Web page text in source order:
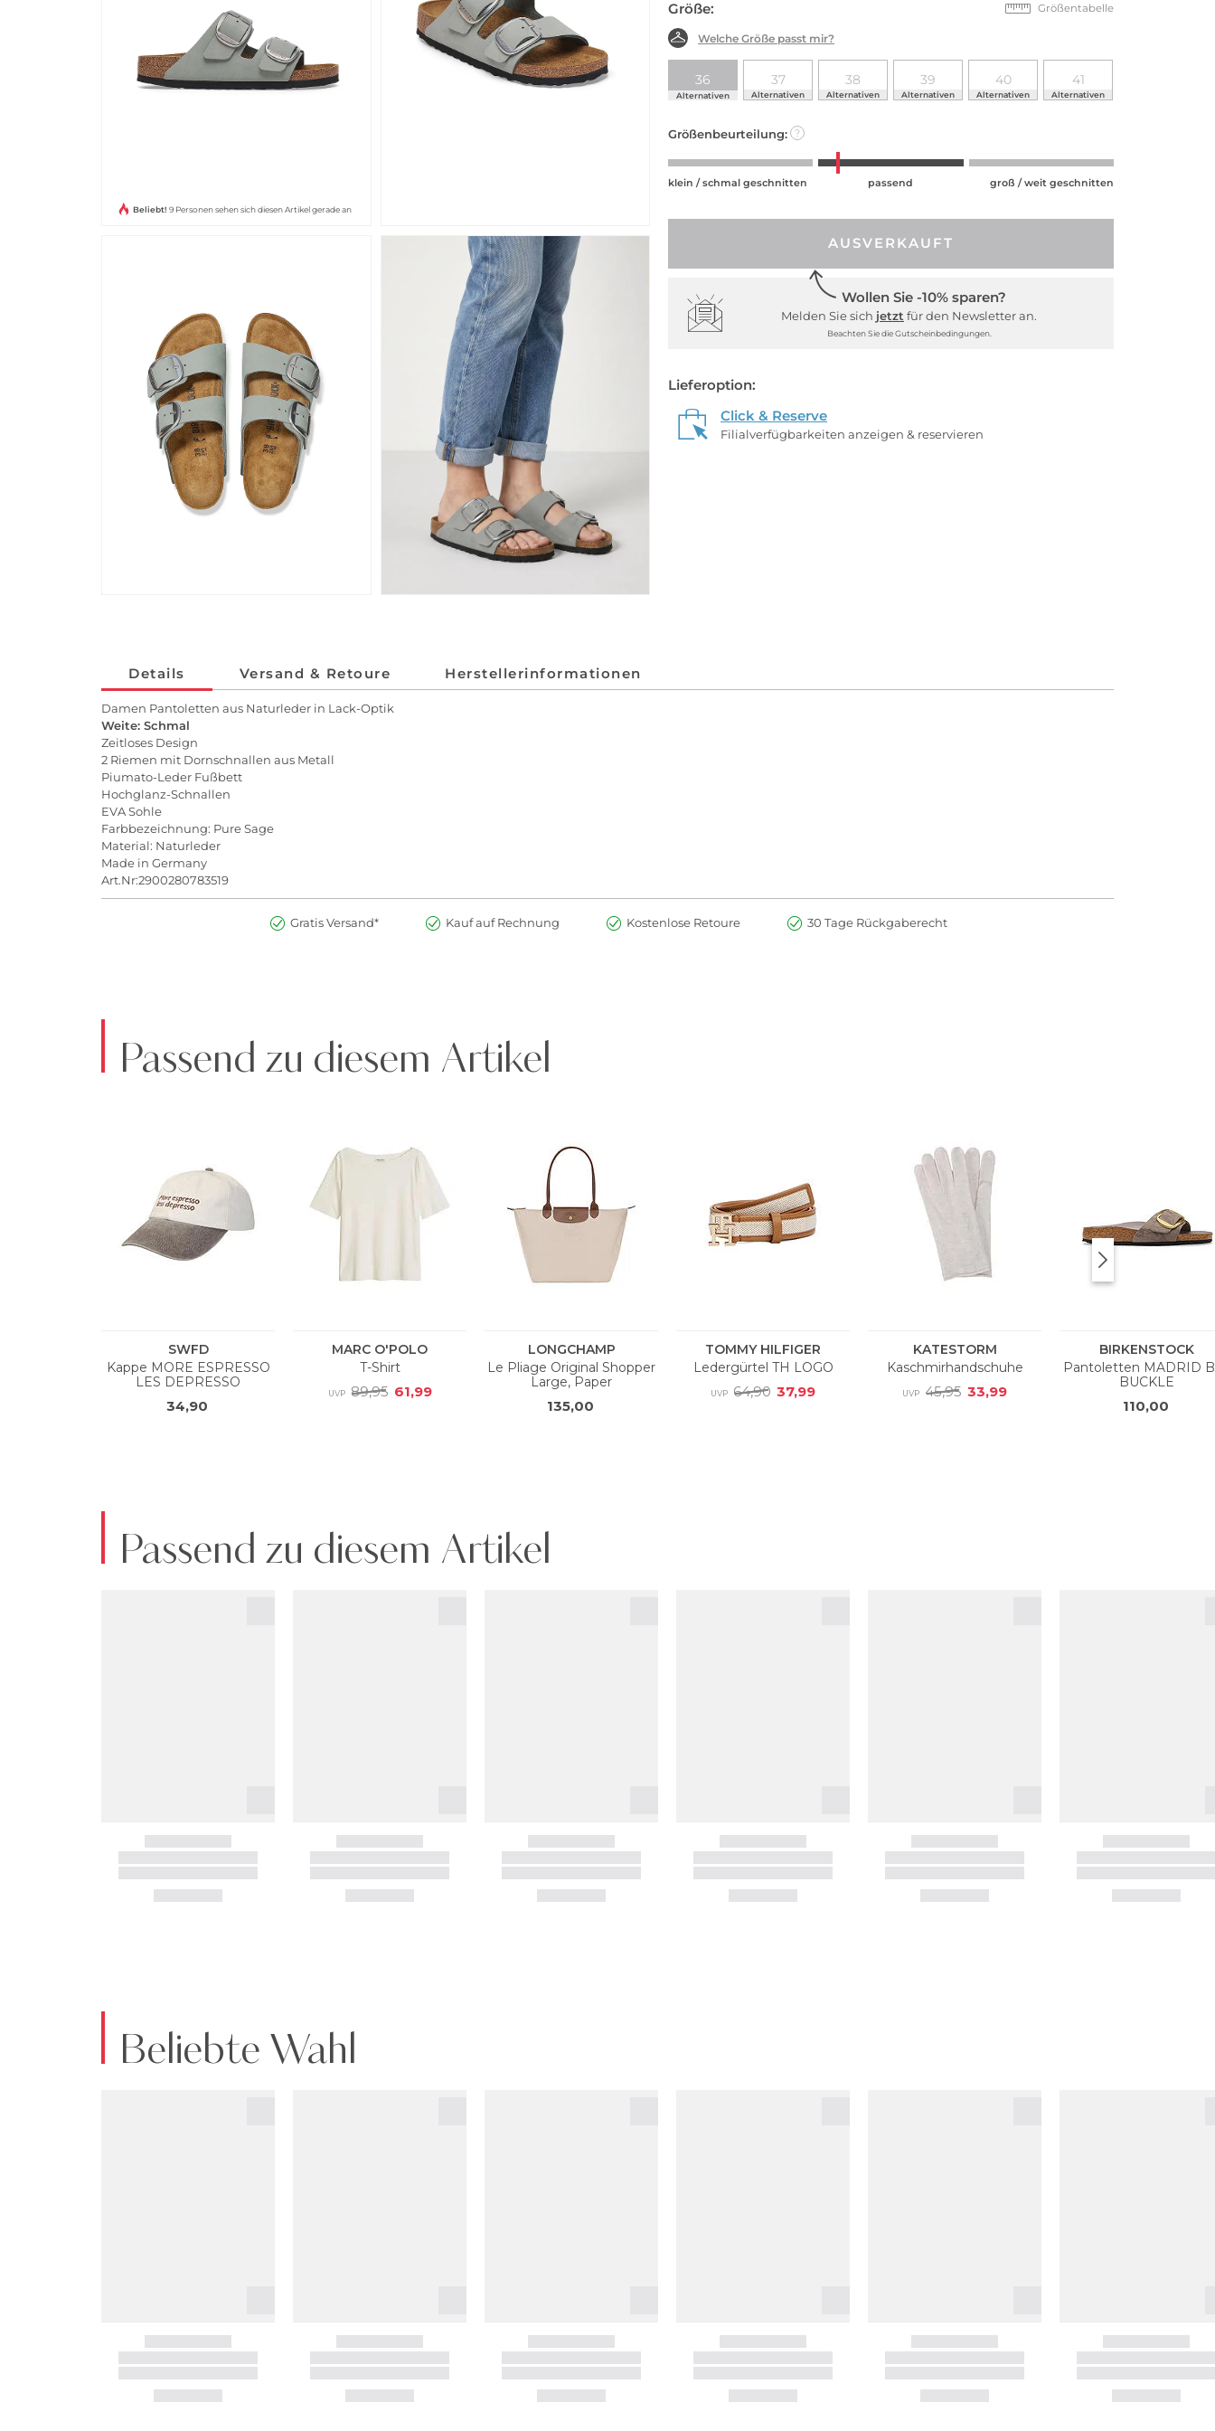
Beliebt! 9 Personen sehen sich diesen Artikel gerade an
Größe: Größentabelle
Welche Größe passt mir?
36
Alternativen
37
Alternativen
38
Alternativen
39
Alternativen
40
Alternativen
41
Alternativen
Größenbeurteilung: ?
klein / schmal geschnitten passend groß / weit geschnitten
AUSVERKAUFT
Wollen Sie -10% sparen?
Melden Sie sich jetzt für den Newsletter an.
Beachten Sie die Gutscheinbedingungen.
Lieferoption:
Click & Reserve
Filialverfügbarkeiten anzeigen & reservieren
Details Versand & Retoure Herstellerinformationen
Damen Pantoletten aus Naturleder in Lack-Optik
Weite: Schmal
Zeitloses Design
2 Riemen mit Dornschnallen aus Metall
Piumato-Leder Fußbett
Hochglanz-Schnallen
EVA Sohle
Farbbezeichnung: Pure Sage
Material: Naturleder
Made in Germany
Art.Nr:2900280783519
Gratis Versand* Kauf auf Rechnung Kostenlose Retoure 30 Tage Rückgaberecht
Passend zu diesem Artikel
Passend zu diesem Artikel
Beliebte Wahl